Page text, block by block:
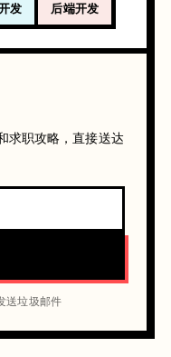
发 后端开发
求职攻略，直接送达
送垃圾邮件